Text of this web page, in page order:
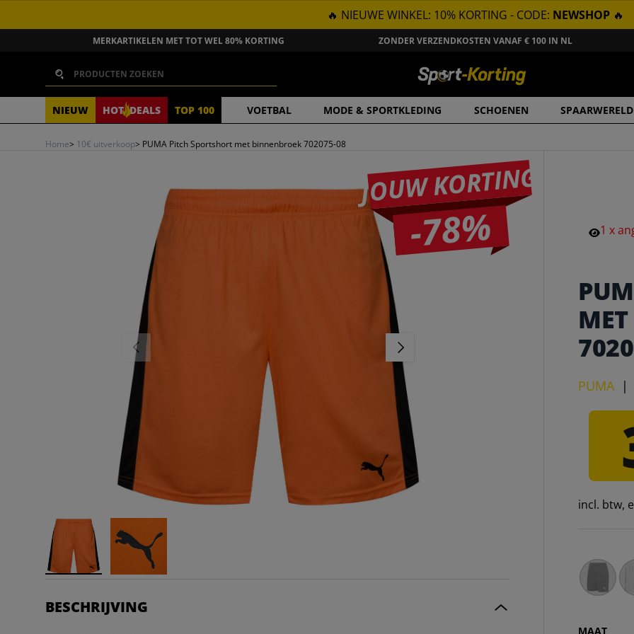
GA NAAR INHOUD
🔥 NIEUWE WINKEL: 10% KORTING - CODE: NEWSHOP 🔥
MERKARTIKELEN MET TOT WEL 80% KORTING ZONDER VERZENDKOSTEN VANAF € 100 IN NL
NIEUW HOT DEALS TOP 100 VOETBAL MODE & SPORTKLEDING SCHOENEN SPAARWERELD
Zoeken
Home> 10€ uitverkoop> PUMA Pitch Sportshort met binnenbroek 702075-08
JOUW KORTING
-78%
VORIGE VOLGENDE
BESCHRIJVING
1x
PUMA |
incl. btw,
MAAT